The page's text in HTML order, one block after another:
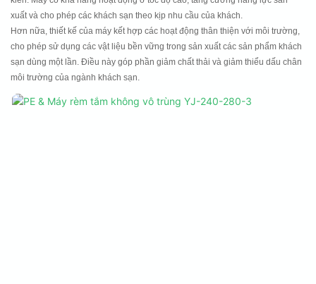
xuất và cho phép các khách sạn theo kịp nhu cầu của khách.
Hơn nữa, thiết kế của máy kết hợp các hoạt động thân thiện với môi trường,
cho phép sử dụng các vật liệu bền vững trong sản xuất các sản phẩm khách
sạn dùng một lần. Điều này góp phần giảm chất thải và giảm thiểu dấu chân
môi trường của ngành khách sạn.